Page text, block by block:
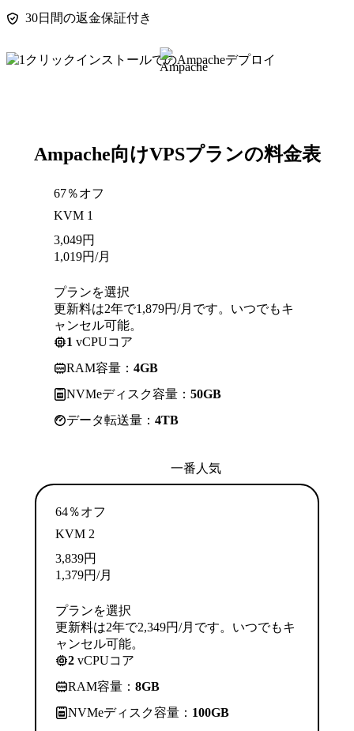
30日間の返金保証付き
Ampache向けVPSプランの料金表
67％オフ
KVM 1
3,049円
1,019円/月
プランを選択
更新料は2年で1,879円/月です。いつでもキ
ャンセル可能。
1 vCPUコア
RAM容量： 4GB
NVMeディスク容量： 50GB
データ転送量： 4TB
一番人気
64％オフ
KVM 2
3,839円
1,379円/月
プランを選択
更新料は2年で2,349円/月です。いつでもキ
ャンセル可能。
2 vCPUコア
RAM容量： 8GB
NVMeディスク容量： 100GB